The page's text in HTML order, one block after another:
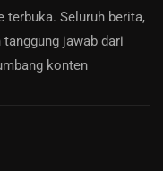
Seluruh berita,
jawab dari
konten